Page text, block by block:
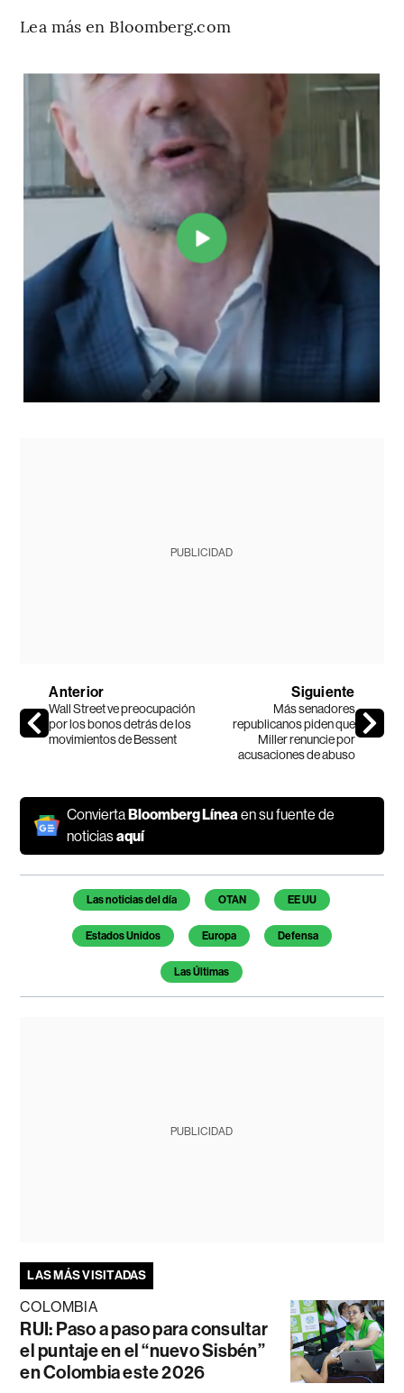
Lea más en Bloomberg.com
PUBLICIDAD
Anterior
Wall Street ve preocupación
por los bonos detrás de los
movimientos de Bessent
Siguiente
Más senadores
republicanos piden que
Miller renuncie por
acusaciones de abuso
ConviertaBloomberg Línea en su fuente de
noticiasaquí
Temas de este artículo
Las noticias del día OTAN EE UU
Estados Unidos Europa Defensa
Las Últimas
PUBLICIDAD
LAS MÁS VISITADAS
COLOMBIA
RUI: Paso a paso para consultar
el puntaje en el “nuevo Sisbén”
en Colombia este 2026